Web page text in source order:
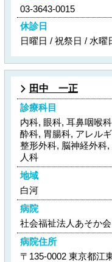
03-3643-0015
休診日
日曜日 / 祝祭日 / 水曜
田中 一正
診療科目
内科, 眼科, 耳鼻咽喉
酔科, 胃腸科, アレル
整形外科, 脳神経外科
人科
地域
白河
病院
社会福祉法人あそか
病院住所
〒135-0002 東京都江